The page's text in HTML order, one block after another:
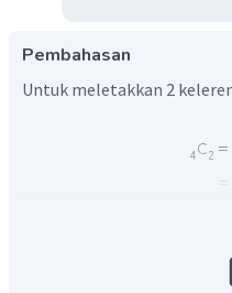
Pembahasan
Untuk meletakkan 2
satu kolom, maka ada 2
diagonal. Maka peluangnya